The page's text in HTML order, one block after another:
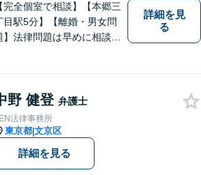
【完全個室で相談】【本郷三
目駅5分】【離婚・男女問
】法律問題は早めに相談す
ている問題が、弁護士に相
していい内容なのかわから
いという方も、ぜひご相談
ださい。
詳細を見
る
野 健登 弁護士
法律事務所
東京都|文京区
詳細を見る